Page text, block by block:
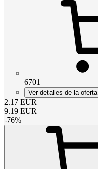
6701
Ver detalles de la oferta
2.17 EUR
9.19 EUR
-76%